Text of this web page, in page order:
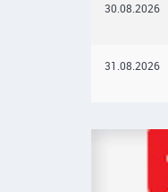
30.08.2026
31.08.2026